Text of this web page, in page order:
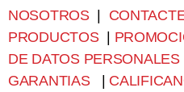
NOSOTROS|
PRODUCTOS|
DE DATOS PERSONALES
GARANTIAS
|